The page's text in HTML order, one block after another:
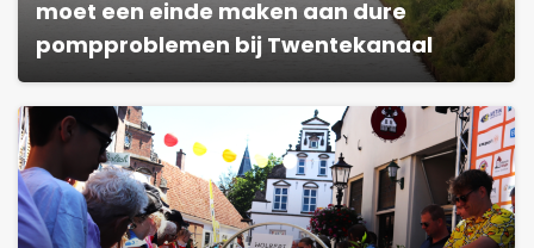
moet een einde maken aan dure
pompproblemen bij Twentekanaal